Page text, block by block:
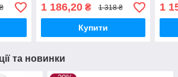
1 186,20₴ 1 318 ₴
Купити
1
та новинки